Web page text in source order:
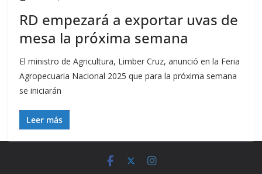
RD empezará a exportar uvas de
mesa la próxima semana
El ministro de Agricultura, Limber Cruz, anunció en la Feria
Agropecuaria Nacional 2025 que para la próxima semana
se iniciarán
Leer más